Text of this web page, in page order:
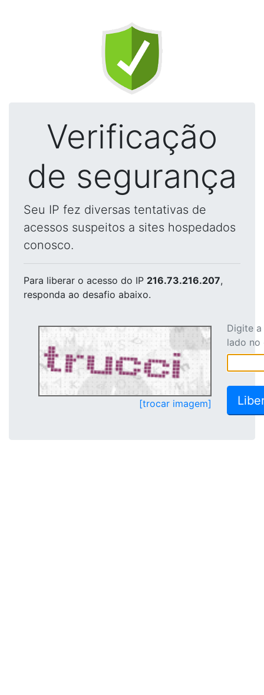
Verificação
de segurança
Seu IP fez diversas tentativas de
acessos suspeitos a sites hospedados
conosco.
Para liberar o acesso do IP 216.73.216.207,
responda ao desafio abaixo.
[trocar imagem]
Digite
lado no